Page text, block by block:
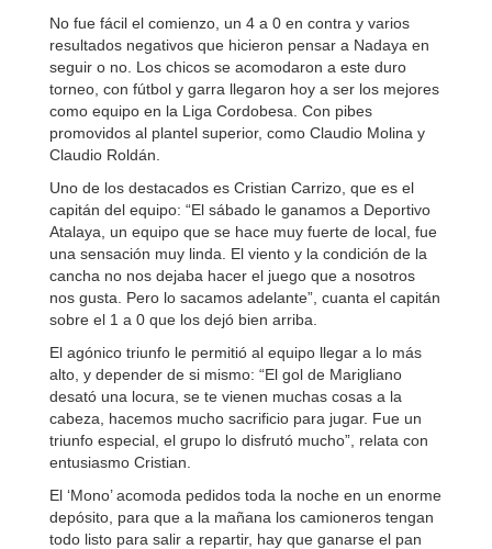
No fue fácil el comienzo, un 4 a 0 en contra y varios
resultados negativos que hicieron pensar a Nadaya en
seguir o no. Los chicos se acomodaron a este duro
torneo, con fútbol y garra llegaron hoy a ser los mejores
como equipo en la Liga Cordobesa. Con pibes
promovidos al plantel superior, como Claudio Molina y
Claudio Roldán.
Uno de los destacados es Cristian Carrizo, que es el
capitán del equipo: “El sábado le ganamos a Deportivo
Atalaya, un equipo que se hace muy fuerte de local, fue
una sensación muy linda. El viento y la condición de la
cancha no nos dejaba hacer el juego que a nosotros
nos gusta. Pero lo sacamos adelante”, cuanta el capitán
sobre el 1 a 0 que los dejó bien arriba.
El agónico triunfo le permitió al equipo llegar a lo más
alto, y depender de si mismo: “El gol de Marigliano
desató una locura, se te vienen muchas cosas a la
cabeza, hacemos mucho sacrificio para jugar. Fue un
triunfo especial, el grupo lo disfrutó mucho”, relata con
entusiasmo Cristian.
El ‘Mono’ acomoda pedidos toda la noche en un enorme
depósito, para que a la mañana los camioneros tengan
todo listo para salir a repartir, hay que ganarse el pan